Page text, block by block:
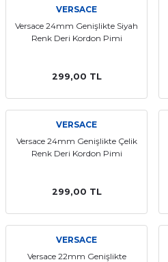
VERSACE
Versace 24mm Genişlikte Siyah
Renk Deri Kordon Pimi
299,00 TL
VERSACE
Versace 24mm Genişlikte Çelik
Renk Deri Kordon Pimi
299,00 TL
VERSACE
Versace 22mm Genişlikte